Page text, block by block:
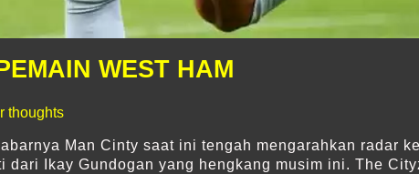
WEST HAM
thoughts
Man Cinty saat ini tengah mengarahkan radar
Ikay Gundogan yang hengkang musim ini. The